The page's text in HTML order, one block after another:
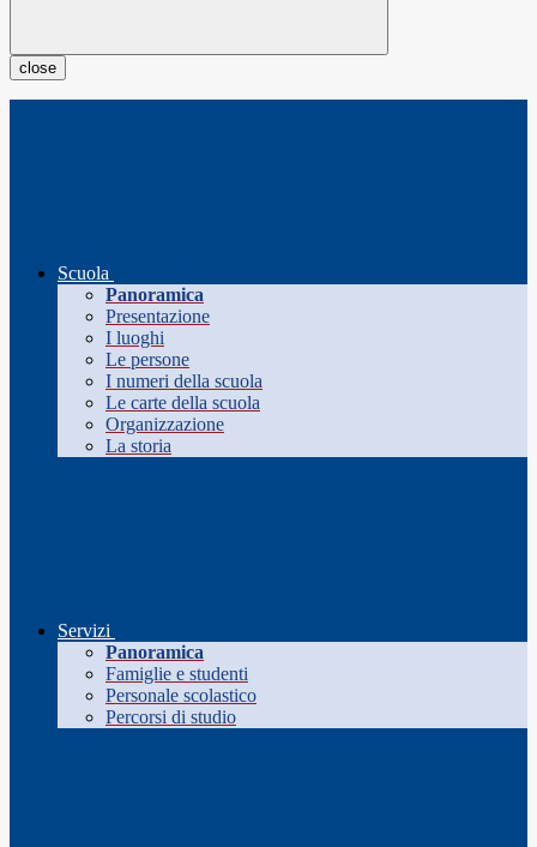
close
Scuola
Panoramica
Presentazione
I luoghi
Le persone
I numeri della scuola
Le carte della scuola
Organizzazione
La storia
Servizi
Panoramica
Famiglie e studenti
Personale scolastico
Percorsi di studio